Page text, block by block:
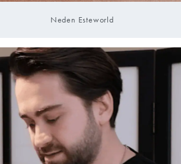
Randevu Oluştur